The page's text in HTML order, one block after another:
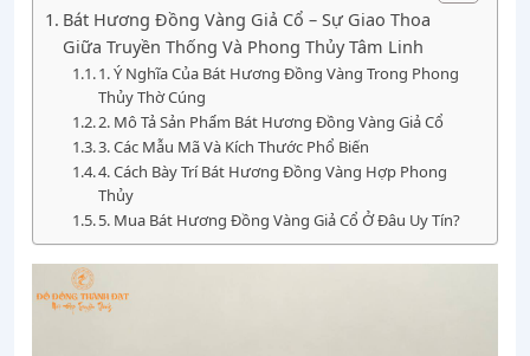
Bát Hương Đồng Vàng Giả Cổ – Sự Giao Thoa
Giữa Truyền Thống Và Phong Thủy Tâm Linh
1. Ý Nghĩa Của Bát Hương Đồng Vàng Trong Phong
Thủy Thờ Cúng
2. Mô Tả Sản Phẩm Bát Hương Đồng Vàng Giả Cổ
3. Các Mẫu Mã Và Kích Thước Phổ Biến
4. Cách Bày Trí Bát Hương Đồng Vàng Hợp Phong
Thủy
5. Mua Bát Hương Đồng Vàng Giả Cổ Ở Đâu Uy Tín?